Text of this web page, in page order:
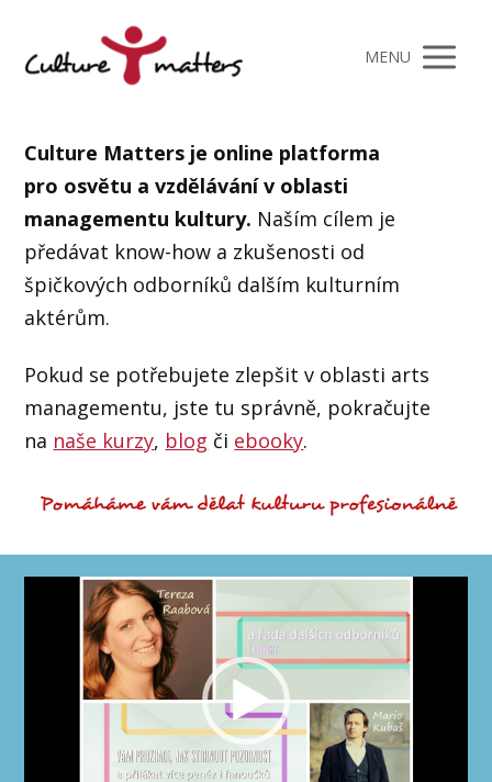
MENU
Culture Matters je online platforma
pro osvětu a vzdělávání v oblasti
managementu kultury. Naším cílem je
předávat know-how a zkušenosti od
špičkových odborníků dalším kulturním
aktérům.
Pokud se potřebujete zlepšit v oblasti arts
managementu, jste tu správně, pokračujte
na naše kurzy, blog či ebooky.
přehrávač